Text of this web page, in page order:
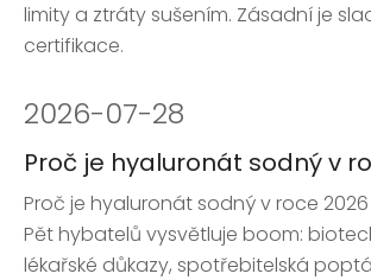
limity a ztráty sušením. Zásadní je
certifikace.
2026-07-28
Proč je hyaluronát sodný v roce
Pět hybatelů vysvětluje boom:
lékařské důkazy, spotřebitelská